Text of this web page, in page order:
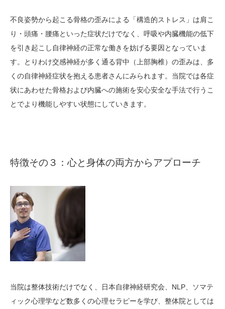
不良姿勢から起こる骨格の歪みによる「構造的ストレス」は肩こ
り・頭痛・腰痛といった症状だけでなく、呼吸や内臓機能の低下
を引き起こし自律神経の正常な働きを妨げる要因となっていま
す。とりわけ交感神経が多く通る背中（上部胸椎）の歪みは、多
くの自律神経症状を抱える患者さんにみられます。当院では各症
状にあわせた骨格および内臓への施術を安心安全な手法で行うこ
とでより機能しやすい状態にしていきます。
特徴その３：心と身体の両方からアプローチ
当院は整体技術だけでなく、日本自律神経研究会、NLP、ソマテ
ィック心理学など数多くの心理セラピーを学び、整体院としては